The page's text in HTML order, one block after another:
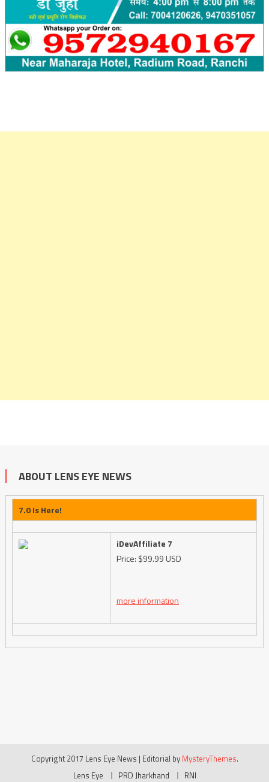
ABOUT LENS EYE NEWS
7.0 Is Here!
iDevAffiliate 7
Price: $99.99 USD
more information
Copyright 2017 Lens Eye News | Editorial by MysteryThemes.
Lens Eye
PRD Jharkhand RNI